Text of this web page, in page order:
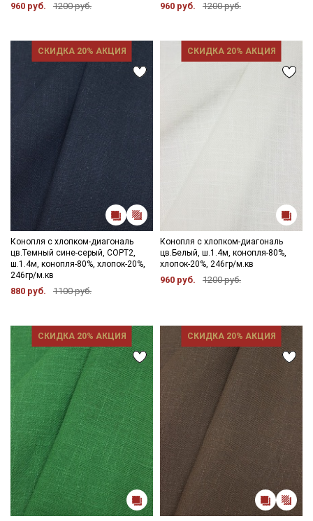
960 руб. 1200 руб. 960 руб. 1200 руб.
СКИДКА 20% АКЦИЯ
Конопля с хлопком-диагональ
цв.Темный сине-серый, СОРТ2,
ш.1.4м, конопля-80%, хлопок-20%,
246гр/м.кв
880 руб. 1100 руб.
СКИДКА 20% АКЦИЯ
Конопля с хлопком-диагональ
цв.Белый, ш.1.4м, конопля-80%,
хлопок-20%, 246гр/м.кв
960 руб. 1200 руб.
СКИДКА 20% АКЦИЯ СКИДКА 20% АКЦИЯ